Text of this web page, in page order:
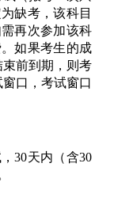
缺考，该科目
再次参加该科
如果考生的成
前到期，则考
口，考试窗口
30天内（含30